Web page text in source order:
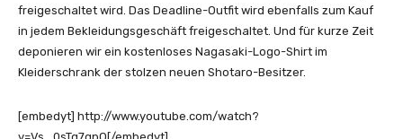
freigeschaltet wird. Das Deadline-Outfit wird ebenfalls zum Kauf
in jedem Bekleidungsgeschäft freigeschaltet. Und für kurze Zeit
deponieren wir ein kostenloses Nagasaki-Logo-Shirt im
Kleiderschrank der stolzen neuen Shotaro-Besitzer.
[embedyt] http://www.youtube.com/watch?